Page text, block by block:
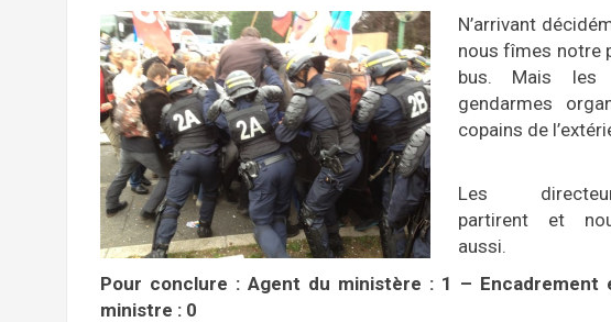
N’arrivant
nous fîmes notre
bus. Mais les
gendarmes
copains de
Les
partirent et
aussi.
Pour conclure : Agent du ministère : 1 – Encadrement
ministre : 0